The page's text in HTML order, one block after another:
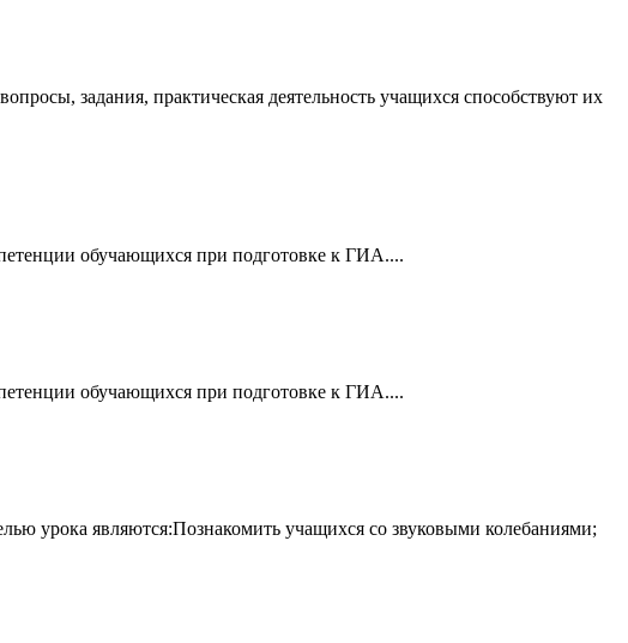
задания, практическая деятельность учащихся способствуют их
обучающихся при подготовке к ГИА....
обучающихся при подготовке к ГИА....
урока являются:Познакомить учащихся со звуковыми колебаниями;